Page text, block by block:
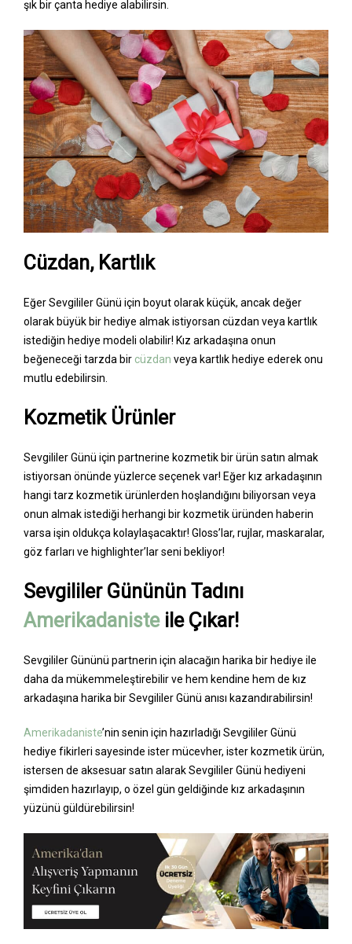
şık bir çanta hediye alabilirsin.
Cüzdan, Kartlık
Eğer Sevgililer Günü için boyut olarak küçük, ancak değer
olarak büyük bir hediye almak istiyorsan cüzdan veya kartlık
istediğin hediye modeli olabilir! Kız arkadaşına onun
beğeneceği tarzda bir cüzdan veya kartlık hediye ederek onu
mutlu edebilirsin.
Kozmetik Ürünler
Sevgililer Günü için partnerine kozmetik bir ürün satın almak
istiyorsan önünde yüzlerce seçenek var! Eğer kız arkadaşının
hangi tarz kozmetik ürünlerden hoşlandığını biliyorsan veya
onun almak istediği herhangi bir kozmetik üründen haberin
varsa işin oldukça kolaylaşacaktır! Gloss’lar, rujlar, maskaralar,
göz farları ve highlighter’lar seni bekliyor!
Sevgililer Gününün Tadını
Amerikadanisteile Çıkar!
Sevgililer Gününü partnerin için alacağın harika bir hediye ile
daha da mükemmeleştirebilir ve hem kendine hem de kız
arkadaşına harika bir Sevgililer Günü anısı kazandırabilirsin!
Amerikadaniste’nin senin için hazırladığı Sevgililer Günü
hediye fikirleri sayesinde ister mücevher, ister kozmetik ürün,
istersen de aksesuar satın alarak Sevgililer Günü hediyeni
şimdiden hazırlayıp, o özel gün geldiğinde kız arkadaşının
yüzünü güldürebilirsin!